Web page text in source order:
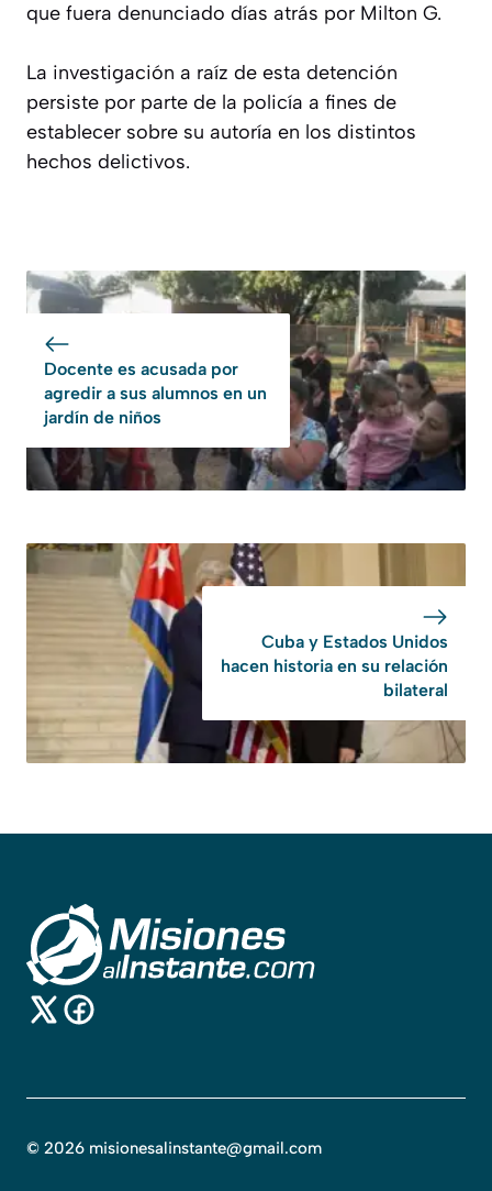
que fuera denunciado días atrás por Milton G.
La investigación a raíz de esta detención
persiste por parte de la policía a fines de
establecer sobre su autoría en los distintos
hechos delictivos.
Docente es acusada por
agredir a sus alumnos en un
jardín de niños
Cuba y Estados Unidos
hacen historia en su relación
bilateral
© 2026 misionesalinstante@gmail.com